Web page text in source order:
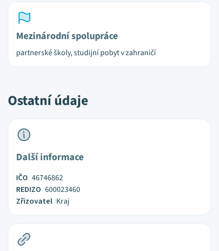
Mezinárodní spolupráce
partnerské školy, studijní pobyt v zahraničí
Ostatní údaje
Další informace
IČO 46746862
REDIZO 600023460
Zřizovatel Kraj